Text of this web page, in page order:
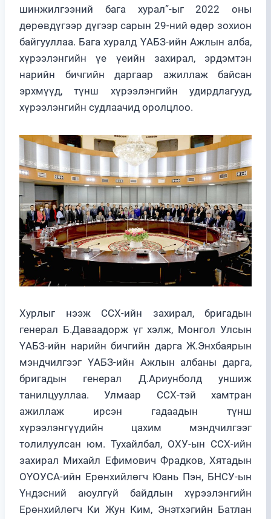
шинжилгээний бага хурал”-ыг 2022 оны
дөрөвдүгээр дүгээр сарын 29-ний өдөр зохион
байгууллаа. Бага хуралд ҮАБЗ-ийн Ажлын алба,
хүрээлэнгийн үе үеийн захирал, эрдэмтэн
нарийн бичгийн даргаар ажиллаж байсан
эрхмүүд, түнш хүрээлэнгийн удирдлагууд,
хүрээлэнгийн судлаачид оролцлоо.
Хурлыг нээж ССХ-ийн захирал, бригадын
генерал Б.Даваадорж үг хэлж, Монгол Улсын
ҮАБЗ-ийн нарийн бичгийн дарга Ж.Энхбаярын
мэндчилгээг ҮАБЗ-ийн Ажлын албаны дарга,
бригадын генерал Д.Ариунболд уншиж
танилцууллаа. Улмаар ССХ-тэй хамтран
ажиллаж ирсэн гадаадын түнш
хүрээлэнгүүдийн цахим мэндчилгээг
толилуулсан юм. Тухайлбал, ОХУ-ын ССХ-ийн
захирал Михайл Ефимович Фрадков, Хятадын
ОҮОУСА-ийн Ерөнхийлөгч Юань Пэн, БНСУ-ын
Үндэсний аюулгүй байдлын хүрээлэнгийн
Ерөнхийлөгч Ки Жун Ким, Энэтхэгийн Батлан